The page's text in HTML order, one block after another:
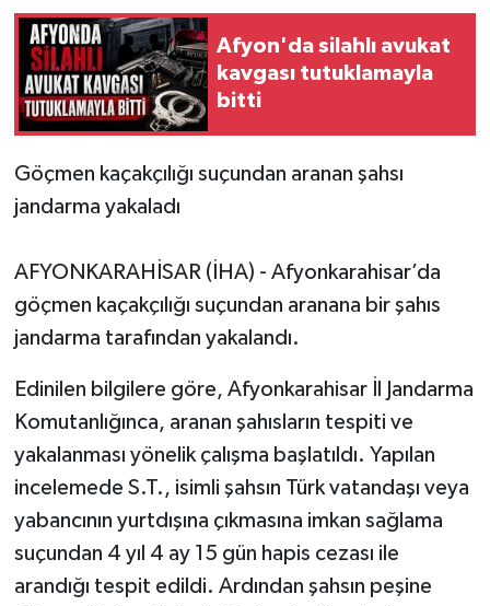
Afyon'da silahlı avukat
kavgası tutuklamayla
bitti
Göçmen kaçakçılığı suçundan aranan şahsı
jandarma yakaladı
AFYONKARAHİSAR (İHA) - Afyonkarahisar’da
göçmen kaçakçılığı suçundan aranana bir şahıs
jandarma tarafından yakalandı.
Edinilen bilgilere göre, Afyonkarahisar İl Jandarma
Komutanlığınca, aranan şahısların tespiti ve
yakalanması yönelik çalışma başlatıldı. Yapılan
incelemede S.T., isimli şahsın Türk vatandaşı veya
yabancının yurtdışına çıkmasına imkan sağlama
suçundan 4 yıl 4 ay 15 gün hapis cezası ile
arandığı tespit edildi. Ardından şahsın peşine